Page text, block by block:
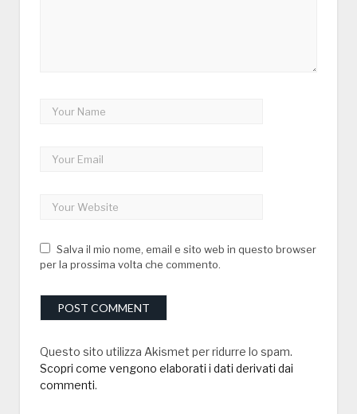
Salva il mio nome, email e sito web in questo browser
per la prossima volta che commento.
Questo sito utilizza Akismet per ridurre lo spam.
Scopri come vengono elaborati i dati derivati dai
commenti.